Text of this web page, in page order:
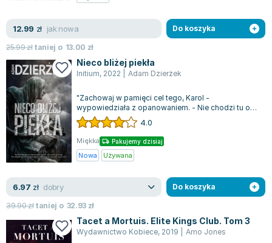
12.99 zł jak nowa
25.99złtaniej o 13.00 zł
Do koszyka
Nieco bliżej piekła
Initium, 2022 Adam Dzierżek
"Zachowaj w pamięci cel tego, Karol -
wypowiedziała z opanowaniem. - Nie chodzi tu o
zemstę czy odwety, lecz o przywrócenie równow...
4.0
Miękka Pakujemy dzisiaj
Nowa Używana
6.97 zł dobry
39.90złtaniej o 32.93 zł
Do koszyka
Tacet a Mortuis. Elite Kings Club. Tom 3
Wydawnictwo Kobiece, 2019 Amo Jones